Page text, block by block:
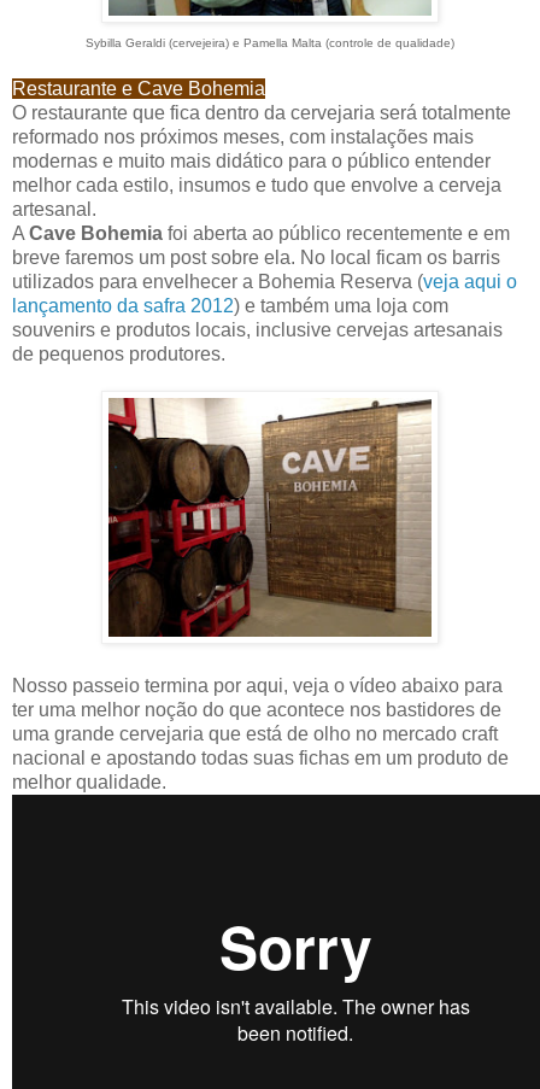
Sybilla Geraldi (cervejeira) e Pamella Malta (controle de qualidade)
Restaurante e Cave Bohemia
O restaurante que fica dentro da cervejaria será totalmente
reformado nos próximos meses, com instalações mais
modernas e muito mais didático para o público entender
melhor cada estilo, insumos e tudo que envolve a cerveja
artesanal.
A Cave Bohemia foi aberta ao público recentemente e em
breve faremos um post sobre ela. No local ficam os barris
utilizados para envelhecer a Bohemia Reserva (veja aqui o
lançamento da safra 2012) e também uma loja com
souvenirs e produtos locais, inclusive cervejas artesanais
de pequenos produtores.
Nosso passeio termina por aqui, veja o vídeo abaixo para
ter uma melhor noção do que acontece nos bastidores de
uma grande cervejaria que está de olho no mercado craft
nacional e apostando todas suas fichas em um produto de
melhor qualidade.